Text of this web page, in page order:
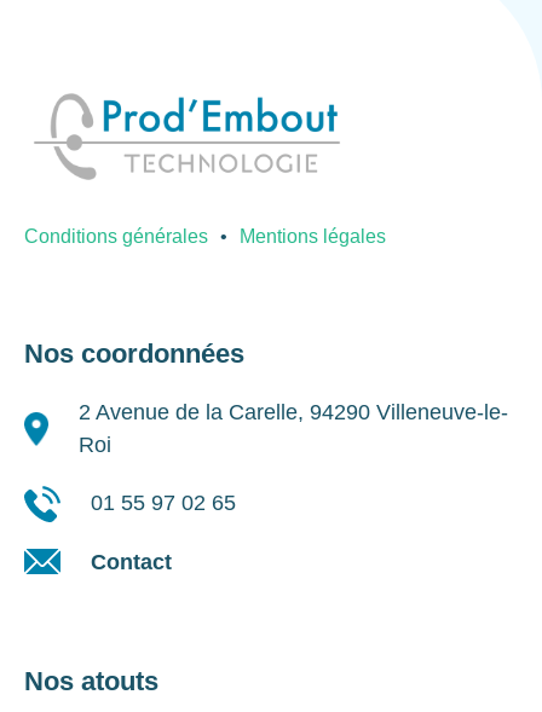
Conditions générales Mentions légales
Nos coordonnées
2 Avenue de la Carelle, 94290 Villeneuve-le-
Roi
01 55 97 02 65
Contact
Nos atouts